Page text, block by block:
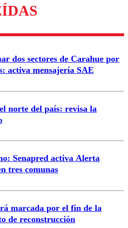
Enviar comentario
dos sectores de Carahue por
activa mensajería SAE
norte del país: revisa la
Senapred activa Alerta
tres comunas
marcada por el fin de la
de reconstrucción